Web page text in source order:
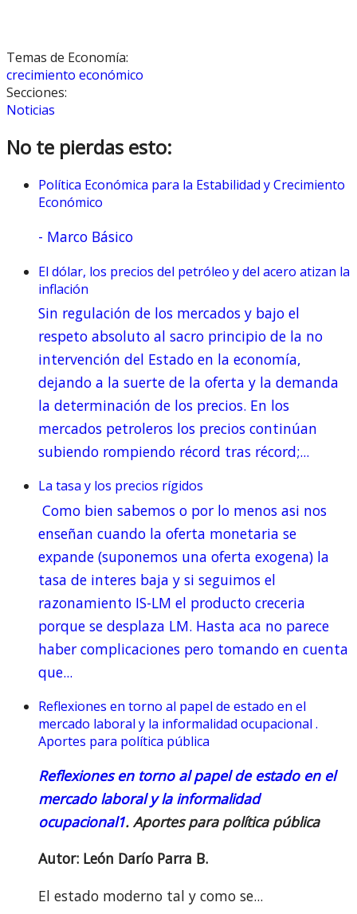
Temas de Economía:
crecimiento económico
Secciones:
Noticias
No te pierdas esto:
Política Económica para la Estabilidad y Crecimiento
Económico
- Marco Básico
El dólar, los precios del petróleo y del acero atizan la
inflación
Sin regulación de los mercados y bajo el
respeto absoluto al sacro principio de la no
intervención del Estado en la economía,
dejando a la suerte de la oferta y la demanda
la determinación de los precios. En los
mercados petroleros los precios continúan
subiendo rompiendo récord tras récord;...
La tasa y los precios rígidos
Como bien sabemos o por lo menos asi nos
enseñan cuando la oferta monetaria se
expande (suponemos una oferta exogena) la
tasa de interes baja y si seguimos el
razonamiento IS-LM el producto creceria
porque se desplaza LM. Hasta aca no parece
haber complicaciones pero tomando en cuenta
que...
Reflexiones en torno al papel de estado en el
mercado laboral y la informalidad ocupacional .
Aportes para política pública
Reflexiones en torno al papel de estado en el
mercado laboral y la informalidad
ocupacional1. Aportes para política pública
Autor: León Darío Parra B.
El estado moderno tal y como se...